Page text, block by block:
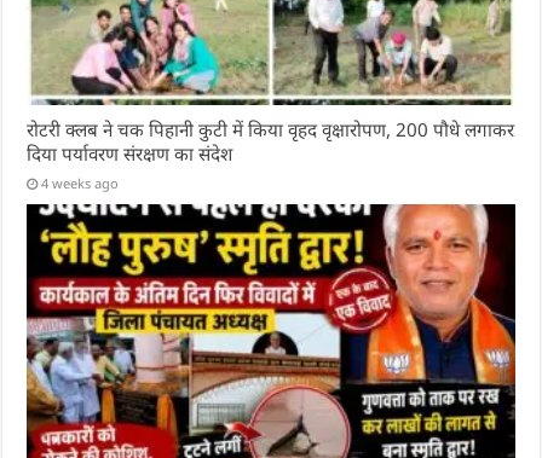
रोटरी क्लब ने चक पिहानी कुटी में किया वृहद वृक्षारोपण, 200 पौधे लगाकर
दिया पर्यावरण संरक्षण का संदेश
4 weeks ago